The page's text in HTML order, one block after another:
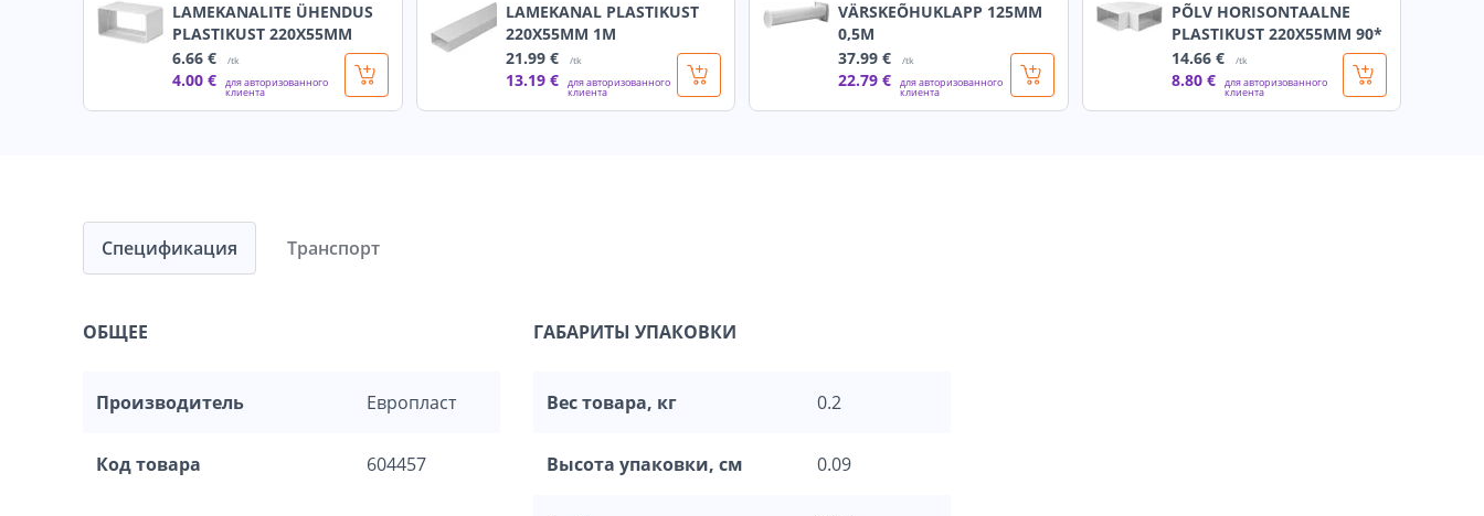
LAMEKANALITE ÜHENDUS
PLASTIKUST 220X55MM
6.66 € /tk
4.00 € для авторизованного
клиента
LAMEKANAL PLASTIKUST
220X55MM 1M
21.99 € /tk
13.19 € для авторизованного
клиента
VÄRSKEÕHUKLAPP 125MM
0,5M
37.99 € /tk
22.79 € для авторизованного
клиента
PÕLV HORISONTAALNE
PLASTIKUST 220X55MM 90*
14.66 € /tk
8.80 € для авторизованного
клиента
Спецификация
ОБЩЕЕ
Производитель Европласт
Код товара 604457
ГАБАРИТЫ УПАКОВКИ
Вес товара, кг 0.2
Высота упаковки, см 0.09
Транспорт